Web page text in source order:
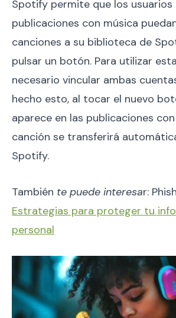
Spotify permite que los usuarios
publicaciones con música
canciones a su biblioteca de
pulsar un botón. Para utilizar
necesario vincular ambas
hecho esto, al tocar el nuevo
aparece en las publicaciones
canción se transferirá
Spotify.
También te puede interesar:
Estrategias para proteger tu
personal